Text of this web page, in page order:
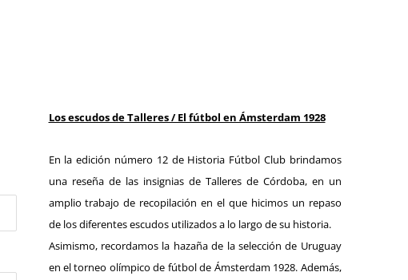
Los escudos de Talleres / El fútbol en Ámsterdam 1928
En la edición número 12 de Historia Fútbol Club brindamos
una reseña de las insignias de Talleres de Córdoba, en un
amplio trabajo de recopilación en el que hicimos un repaso
de los diferentes escudos utilizados a lo largo de su historia.
Asimismo, recordamos la hazaña de la selección de Uruguay
en el torneo olímpico de fútbol de Ámsterdam 1928. Además,